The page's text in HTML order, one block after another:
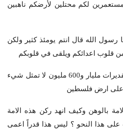
لكم محتلين لأرضكم ناهبين
رسول الله قال انتم يومئذ كثير ولكن
قلوب اعدائكم ويلقى في قلوبكم
السيد القائد : الامة حسب التقديرات مليار و600 مليون لا تمثل شيء
بالوهن وكيف انهد ركن هذه الامة
على هذا النحو ؟ ليس هذا قدراً اعمى